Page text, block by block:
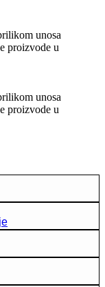
unosa
proizvode u
unosa
proizvode u